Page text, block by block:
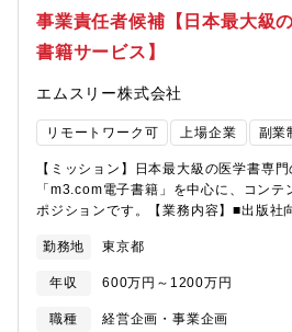
医療法人といった重要顧客に対し、事
題に入り込み、ソリューションを提案
持続的な成長を牽引するエンタープライ
放映するメディアです。産婦人科では
く、患者さまが情報を受け取りやすい“
す。この高い視認性を活かした院内サイ
設計によって、広告主のコンバージョン
ットフォームです。メディア営業は、こ
まえ、広告主の課題に応じた配信設計
せる役割を担っています。【魅力】
かな運用実績を持ち、導入時だけでな
も定評があります。医療現場にとって
DX”を重視し、紙・電子いずれの予約運
とする各種システムとも連携し、医療
と統合し、妊娠・出産・育児といった
事業責任者候補【日本最大級
書籍サービス】
エムスリー株式会社
リモートワーク可 上場企業 副業
【ミッション】日本最大級の医学書専
「m3.com電子書籍」を中心に、コンテ
ポジションです。【業務内容】■出版社
の関係構築や新規開拓を推進■医療法人
開発：病院・クリニック等の医療機関
画・提案■新規事業開発・サービス成長
ス拡大のための戦略立案・プロジェク
勤務地 東京都
年収 600万円～1200万円
職種
経営企画・事業企画